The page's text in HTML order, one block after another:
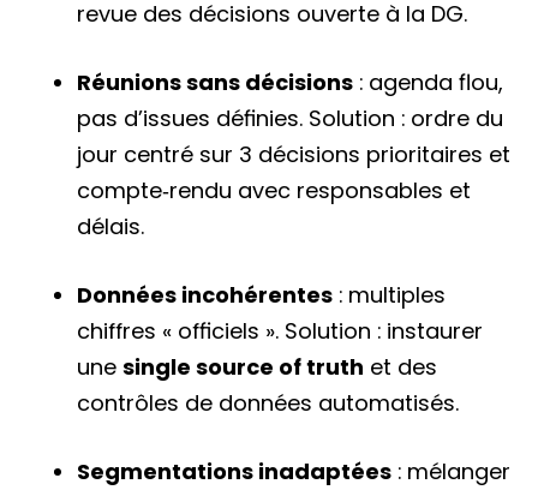
revue des décisions ouverte à la DG.
Réunions sans décisions : agenda flou,
pas d’issues définies. Solution : ordre du
jour centré sur 3 décisions prioritaires et
compte‑rendu avec responsables et
délais.
Données incohérentes : multiples
chiffres « officiels ». Solution : instaurer
une single source of truth et des
contrôles de données automatisés.
Segmentations inadaptées : mélanger